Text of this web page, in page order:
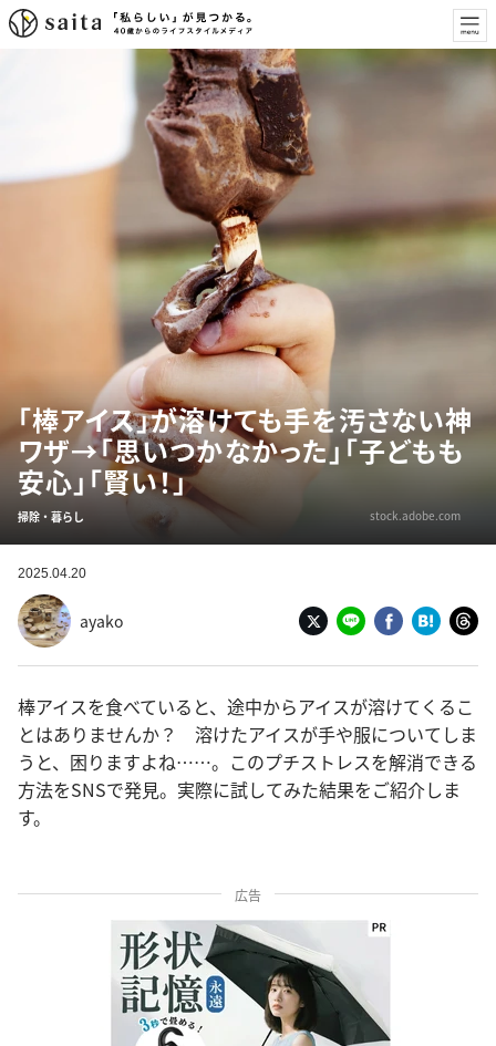
「棒アイス」が溶けても手を汚さない神
ワザ→「思いつかなかった」「子どもも
安心」「賢い！」
掃除・暮らし stock.adobe.com
2025.04.20
ayako
棒アイスを食べていると、途中からアイスが溶けてくるこ
とはありませんか？ 溶けたアイスが手や服についてしま
うと、困りますよね……。このプチストレスを解消できる
方法をSNSで発見。実際に試してみた結果をご紹介しま
す。
広告